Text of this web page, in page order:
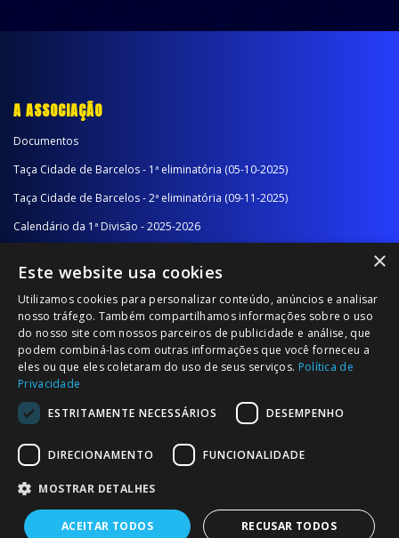
A ASSOCIAÇÃO
Documentos
Taça Cidade de Barcelos - 1ª eliminatória (05-10-2025)
Taça Cidade de Barcelos - 2ª eliminatória (09-11-2025)
Calendário da 1ª Divisão - 2025-2026
Calendário da 2ª Divisão - Série B - 2025-2026
Calendário da Época
NOTÍCIAS/COMUNICADOS
Notícias
Comunicados
© 2026 Associação Futebol Popular Barcelos
×
Este website usa cookies
Utilizamos cookies para personalizar conteúdo, anúncios e analisar
nosso tráfego. Também compartilhamos informações sobre o uso
do nosso site com nossos parceiros de publicidade e análise, que
podem combiná-las com outras informações que você forneceu a
eles ou que eles coletaram do uso de seus serviços. Política de
Privacidade
ESTRITAMENTE NECESSÁRIOS
DESEMPENHO
DIRECIONAMENTO FUNCIONALIDADE
MOSTRAR DETALHES
ACEITAR TODOS RECUSAR TODOS